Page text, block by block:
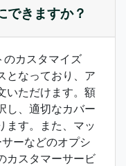
できますか？
のカスタマイズ
となっており、ア
いただけます。額
し、適切なカバー
ます。また、マッ
ーなどのオプシ
カスタマーサービ